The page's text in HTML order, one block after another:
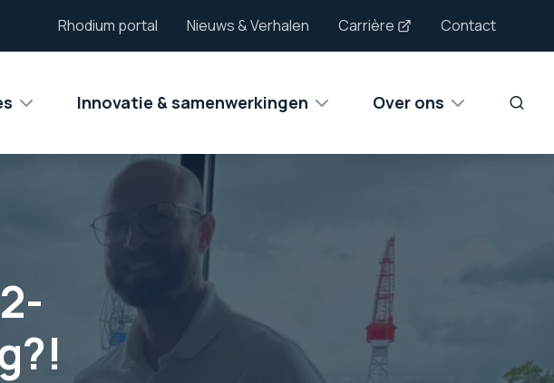
Rhodium portal Nieuws & Verhalen Carrière Contact
Innovatie & samenwerkingen Over ons